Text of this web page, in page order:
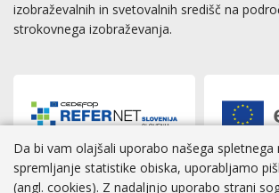
izobraževalnih in svetovalnih središč na
strokovnega izobraževanja.
Da bi vam olajšali uporabo našega spletnega
spremljanje statistike obiska, uporabljamo
(angl. cookies). Z nadaljnjo uporabo strani